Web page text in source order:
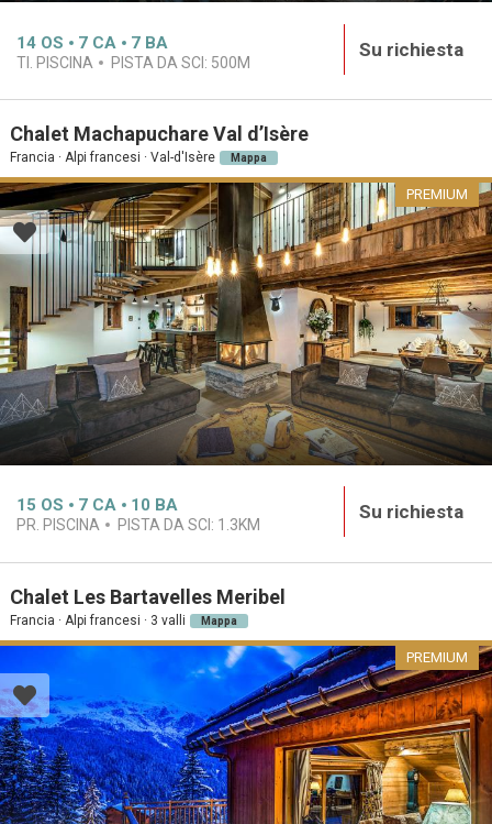
14 OS 7 CA 7 BA
TI. PISCINA PISTA DA SCI: 500M
Su richiesta
Chalet Machapuchare Val d’Isère
Francia · Alpi francesi · Val-d'Isère Mappa
PREMIUM
15 OS 7 CA 10 BA
PR. PISCINA PISTA DA SCI: 1.3KM
Su richiesta
Chalet Les Bartavelles Meribel
Francia · Alpi francesi · 3 valli Mappa
PREMIUM